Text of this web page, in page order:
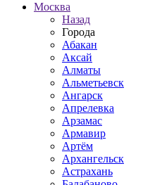
Москва
Назад
Города
Абакан
Аксай
Алматы
Альметьевск
Ангарск
Апрелевка
Арзамас
Армавир
Артём
Архангельск
Астрахань